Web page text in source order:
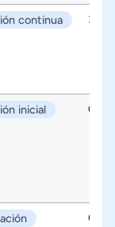
continua 31/
inicial 02/
08/